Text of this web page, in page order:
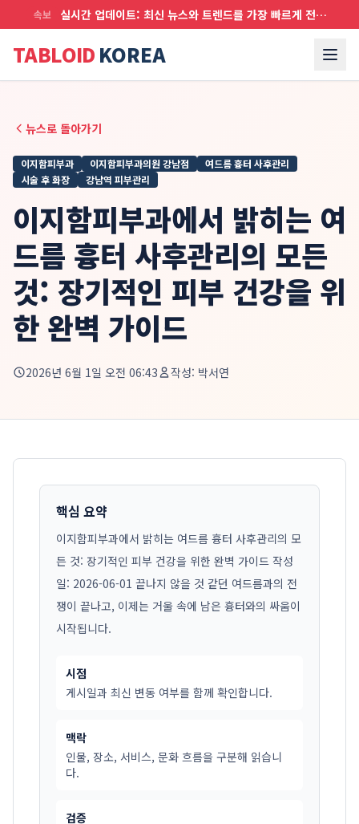
속보 실시간 업데이트: 최신 뉴스와 트렌드를 가장 빠르게 전달합니다
TABLOID KOREA
뉴스로 돌아가기
이지함피부과 이지함피부과의원 강남점
여드름 흉터 사후관리
시술 후 화장
강남역 피부관리
이지함피부과에서 밝히는 여
드름 흉터 사후관리의 모든
것: 장기적인 피부 건강을 위
한 완벽 가이드
2026년 6월 1일 오전 06:43 작성: 박서연
핵심 요약
이지함피부과에서 밝히는 여드름 흉터 사후관리의 모
든 것: 장기적인 피부 건강을 위한 완벽 가이드 작성
일: 2026-06-01 끝나지 않을 것 같던 여드름과의 전
쟁이 끝나고, 이제는 거울 속에 남은 흉터와의 싸움이
시작됩니다.
시점
게시일과 최신 변동 여부를 함께 확인합니다.
맥락
인물, 장소, 서비스, 문화 흐름을 구분해 읽습니
다.
검증